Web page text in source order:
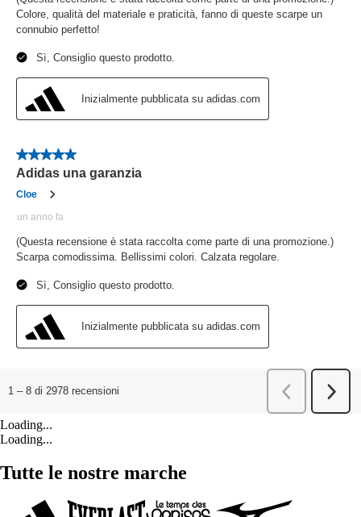
Loading...
Loading...
Tutte le nostre marche